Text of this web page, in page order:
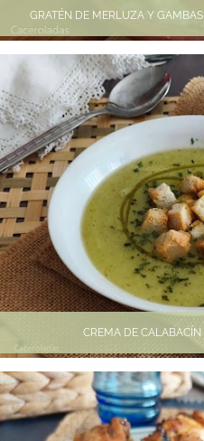
GRATÉN DE MERLUZA Y
CREMA DE CALABACÍN